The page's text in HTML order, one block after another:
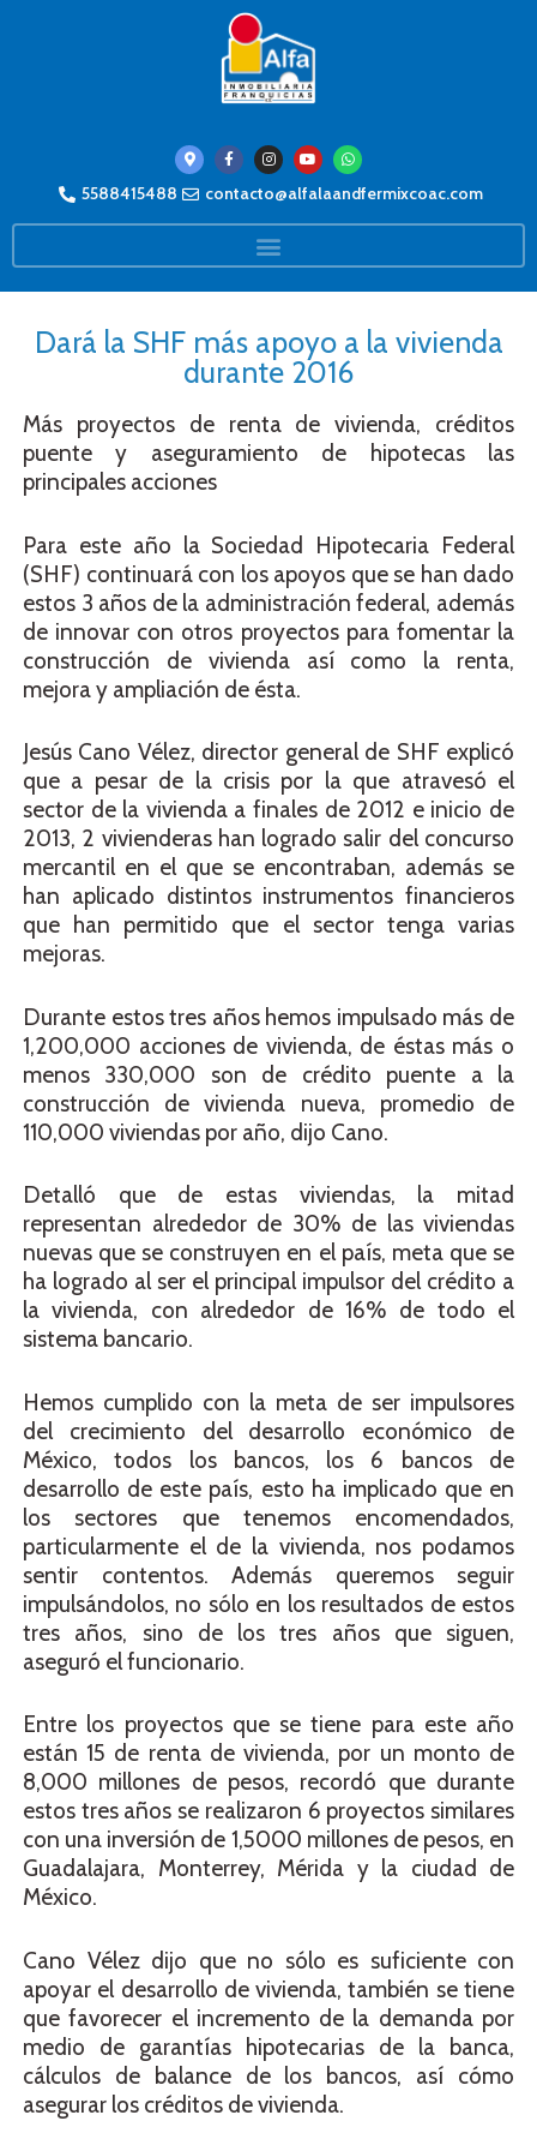
5588415488 contacto@alfalaandfermixcoac.com
Dará la SHF más apoyo a la vivienda
durante 2016
Más proyectos de renta de vivienda, créditos
puente y aseguramiento de hipotecas las
principales acciones
Para este año la Sociedad Hipotecaria Federal
(SHF) continuará con los apoyos que se han dado
estos 3 años de la administración federal, además
de innovar con otros proyectos para fomentar la
construcción de vivienda así como la renta,
mejora y ampliación de ésta.
Jesús Cano Vélez, director general de SHF explicó
que a pesar de la crisis por la que atravesó el
sector de la vivienda a finales de 2012 e inicio de
2013, 2 vivienderas han logrado salir del concurso
mercantil en el que se encontraban, además se
han aplicado distintos instrumentos financieros
que han permitido que el sector tenga varias
mejoras.
Durante estos tres años hemos impulsado más de
1,200,000 acciones de vivienda, de éstas más o
menos 330,000 son de crédito puente a la
construcción de vivienda nueva, promedio de
110,000 viviendas por año, dijo Cano.
Detalló que de estas viviendas, la mitad
representan alrededor de 30% de las viviendas
nuevas que se construyen en el país, meta que se
ha logrado al ser el principal impulsor del crédito a
la vivienda, con alrededor de 16% de todo el
sistema bancario.
Hemos cumplido con la meta de ser impulsores
del crecimiento del desarrollo económico de
México, todos los bancos, los 6 bancos de
desarrollo de este país, esto ha implicado que en
los sectores que tenemos encomendados,
particularmente el de la vivienda, nos podamos
sentir contentos. Además queremos seguir
impulsándolos, no sólo en los resultados de estos
tres años, sino de los tres años que siguen,
aseguró el funcionario.
Entre los proyectos que se tiene para este año
están 15 de renta de vivienda, por un monto de
8,000 millones de pesos, recordó que durante
estos tres años se realizaron 6 proyectos similares
con una inversión de 1,5000 millones de pesos, en
Guadalajara, Monterrey, Mérida y la ciudad de
México.
Cano Vélez dijo que no sólo es suficiente con
apoyar el desarrollo de vivienda, también se tiene
que favorecer el incremento de la demanda por
medio de garantías hipotecarias de la banca,
cálculos de balance de los bancos, así cómo
asegurar los créditos de vivienda.